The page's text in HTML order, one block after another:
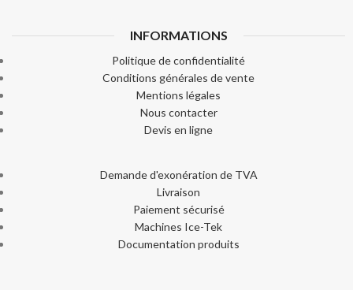
INFORMATIONS
Politique de confidentialité
Conditions générales de vente
Mentions légales
Nous contacter
Devis en ligne
Demande d'exonération de TVA
Livraison
Paiement sécurisé
Machines Ice-Tek
Documentation produits